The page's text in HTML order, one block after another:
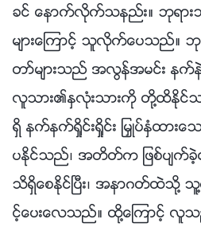
ခင္ ေနာက္လိုက္သနည္း။ ဘုရာ
မ်ားေၾကာင့္ သူလိုက္ေပသည္။
တာ္မ်ားသည္ အလြန္အမင္း နက္
လူသား၏ႏွလုံးသားကို တို႔ထိႏိုင္
ရွိ နက္နက္ရႈိင္းရႈိင္း ျမႇဳပ္ႏွံထာ
ပႏိုင္သည္၊ အတိတ္က ျဖစ္ပ်က္ခဲ့
သိရွိေစႏိုင္ၿပီး၊ အနာဂတ္ထဲသို႔ သူ
င့္ေပးေလသည္။ ထို႔ေၾကာင့္ လူ